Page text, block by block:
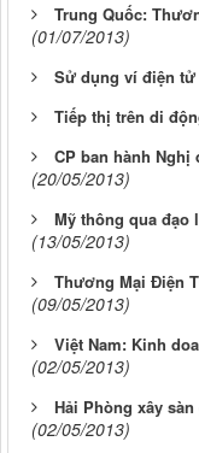
Trung Quốc:
(01/07/2013)
Sử dụng ví điện tử
Tiếp thị trên di
CP ban hành
(20/05/2013)
Mỹ thông qua đạo
(13/05/2013)
Thương Mại Điện
(09/05/2013)
Việt Nam: Kinh
(02/05/2013)
Hải Phòng xây
(02/05/2013)